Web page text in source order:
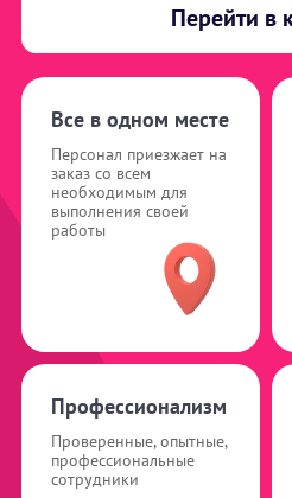
Перейти в
Все в одном месте
Персонал приезжает на
заказ со всем
необходимым для
выполнения своей
работы
Профессионализм
Проверенные, опытные,
профессиональные
сотрудники